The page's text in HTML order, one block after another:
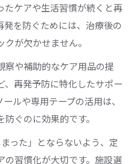
たケアや生活習慣が続くと再
を防ぐためには、治療後の
が欠かせません。
察や補助的なケア用品の提
再発予防に特化したサポー
ルや専用テープの活用は、
ぐのに効果的です。
った」とならないよう、定
習慣化が大切です。施設選